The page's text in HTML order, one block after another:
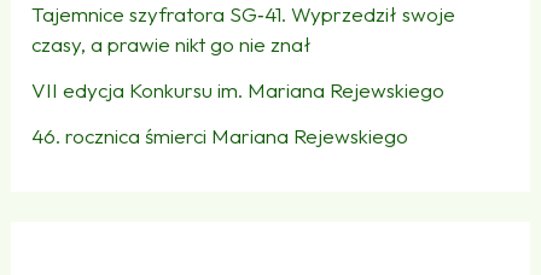
Tajemnice szyfratora SG‑41. Wyprzedził swoje
czasy, a prawie nikt go nie znał
VII edycja Konkursu im. Mariana Rejewskiego
46. rocznica śmierci Mariana Rejewskiego